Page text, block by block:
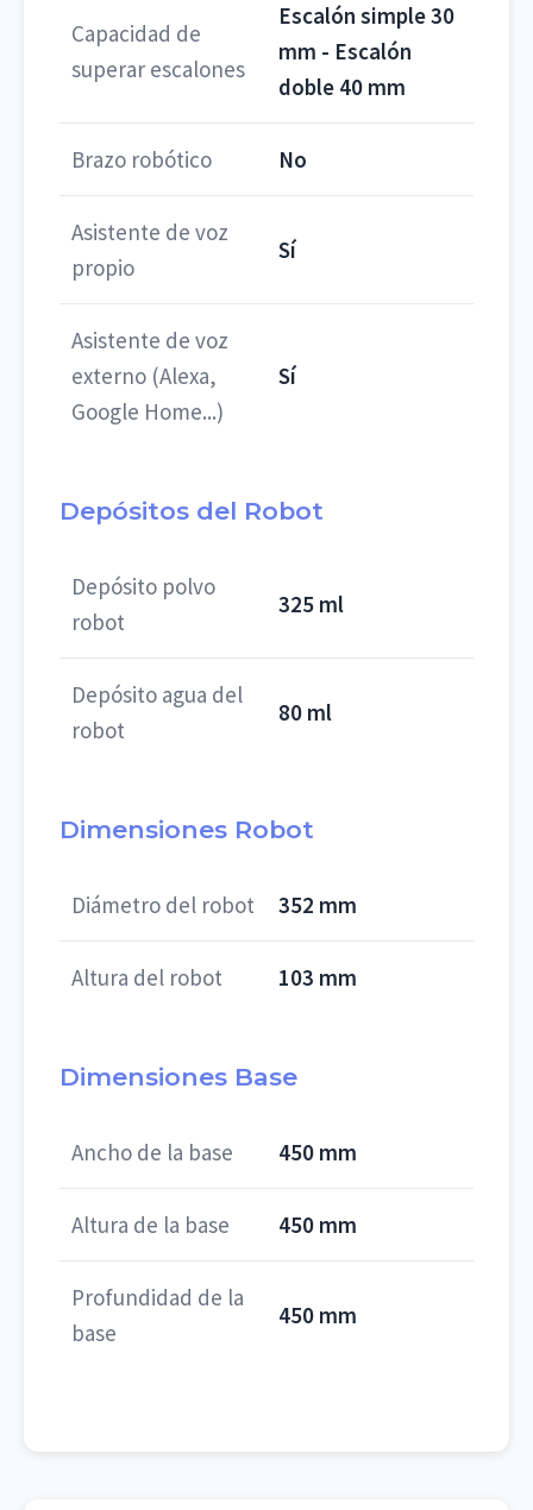
Capacidad de
superar escalones
Escalón simple 30
mm - Escalón
doble 40 mm
Brazo robótico No
Asistente de voz
propio
Sí
Asistente de voz
externo (Alexa,
Google Home...)
Sí
Depósitos del Robot
Depósito polvo
robot
325 ml
Depósito agua del
robot
80 ml
Dimensiones Robot
Diámetro del robot 352 mm
Altura del robot 103 mm
Dimensiones Base
Ancho de la base 450 mm
Altura de la base 450 mm
Profundidad de la
base
450 mm